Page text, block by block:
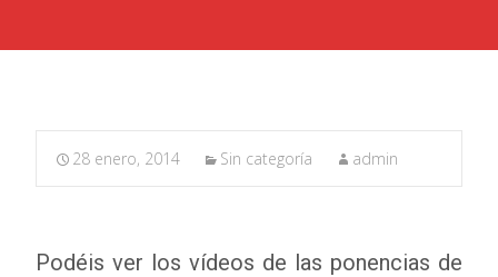
28 enero, 2014 Sin categoría admin
Podéis ver los vídeos de las ponencias de